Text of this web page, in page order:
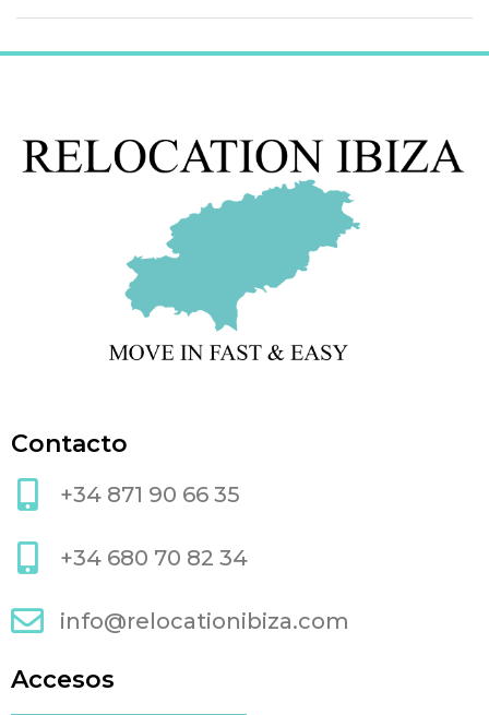
Contacto
+34 871 90 66 35
+34 680 70 82 34
info@relocationibiza.com
Accesos